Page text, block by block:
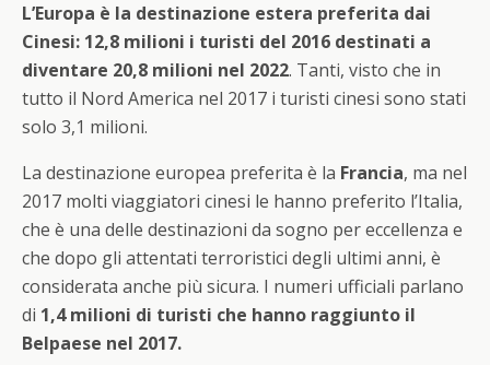
L’Europa è la destinazione estera preferita dai
Cinesi: 12,8 milioni i turisti del 2016 destinati a
diventare 20,8 milioni nel 2022. Tanti, visto che in
tutto il Nord America nel 2017 i turisti cinesi sono stati
solo 3,1 milioni.
La destinazione europea preferita è la Francia, ma nel
2017 molti viaggiatori cinesi le hanno preferito l’Italia,
che è una delle destinazioni da sogno per eccellenza e
che dopo gli attentati terroristici degli ultimi anni, è
considerata anche più sicura. I numeri ufficiali parlano
di 1,4 milioni di turisti che hanno raggiunto il
Belpaese nel 2017.